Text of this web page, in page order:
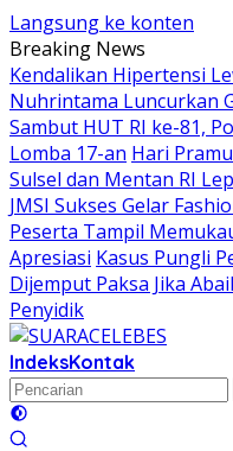
Langsung ke konten
Breaking News
Kendalikan Hipertensi
Nuhrintama Luncurkan
Sambut HUT RI ke-81,
Lomba 17-an Hari
Sulsel dan Mentan RI
JMSI Sukses Gelar
Peserta Tampil
Apresiasi Kasus Pungli
Dijemput Paksa Jika
Penyidik
IndeksKontak